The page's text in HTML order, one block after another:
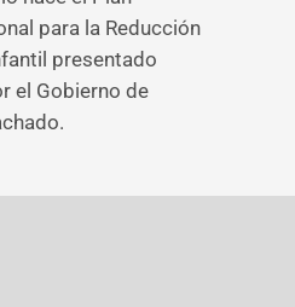
para la Reducción
presentado
el Gobierno de